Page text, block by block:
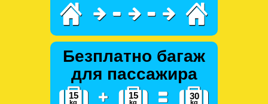
Безплатно багаж
для пассажира